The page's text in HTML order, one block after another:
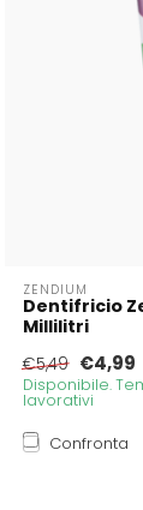
ZENDIUM
Dentifricio
Millilitri
€5,49 €4,99
Disponibile.
lavorativi
Confronta